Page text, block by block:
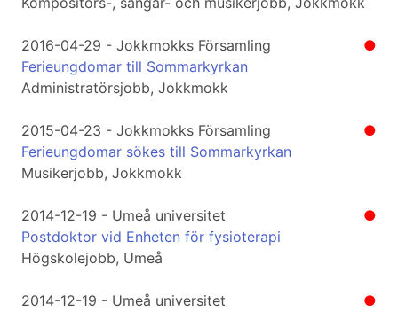
●
2016-04-29 - Jokkmokks Församling
Ferieungdomar till Sommarkyrkan
Administratörsjobb, Jokkmokk
●
2015-04-23 - Jokkmokks Församling
Ferieungdomar sökes till Sommarkyrkan
Musikerjobb, Jokkmokk
●
2014-12-19 - Umeå universitet
Postdoktor vid Enheten för fysioterapi
Högskolejobb, Umeå
●
2014-12-19 - Umeå universitet